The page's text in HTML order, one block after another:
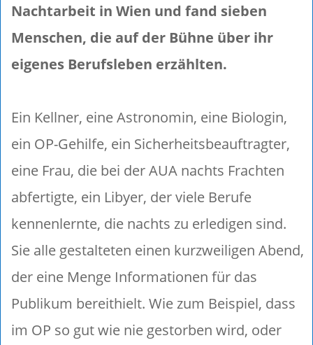
Nachtarbeit in Wien und fand sieben
Menschen, die auf der Bühne über ihr
eigenes Berufsleben erzählten.
Ein Kellner, eine Astronomin, eine Biologin,
ein OP-Gehilfe, ein Sicherheitsbeauftragter,
eine Frau, die bei der AUA nachts Frachten
abfertigte, ein Libyer, der viele Berufe
kennenlernte, die nachts zu erledigen sind.
Sie alle gestalteten einen kurzweiligen Abend,
der eine Menge Informationen für das
Publikum bereithielt. Wie zum Beispiel, dass
im OP so gut wie nie gestorben wird, oder